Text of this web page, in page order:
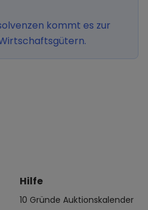
kommt es zur
Hilfe
10 Gründe Auktionskalender